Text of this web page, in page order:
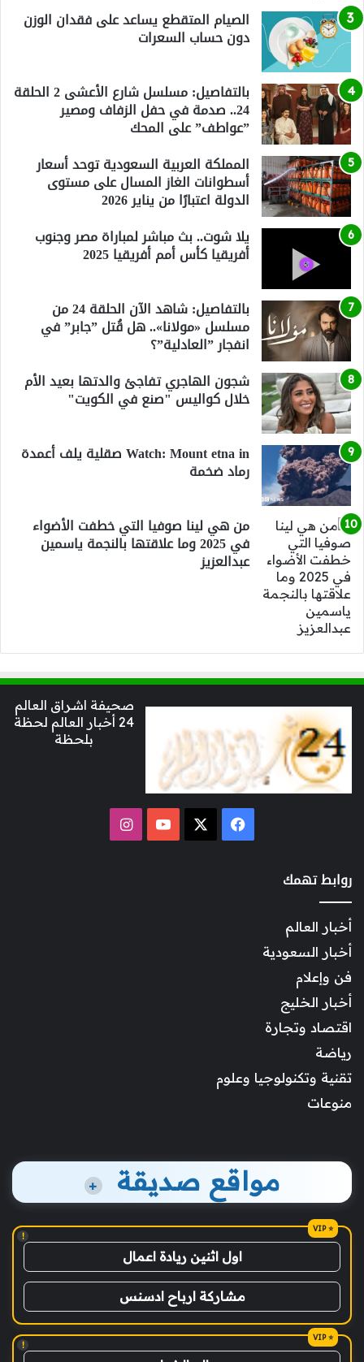
الصيام المتقطع يساعد على فقدان الوزن
دون حساب السعرات
بالتفاصيل: مسلسل شارع الأعشى 2 الحلقة
24.. صدمة في حفل الزفاف ومصير
”عواطف” على المحك
المملكة العربية السعودية توحد أسعار
أسطوانات الغاز المسال على مستوى
الدولة اعتبارًا من يناير 2026
يلا شوت.. بث مباشر لمباراة مصر وجنوب
أفريقيا كأس أمم أفريقيا 2025
بالتفاصيل: شاهد الآن الحلقة 24 من
مسلسل «مولانا».. هل قُتل ”جابر” في
انفجار ”العادلية”؟
شجون الهاجري تفاجئ والدتها بعيد الأم
خلال كواليس "صنع في الكويت"
Watch: Mount etna in صقلية يلف أعمدة
رماد ضخمة
من هي لينا صوفيا التي خطفت الأضواء
في 2025 وما علاقتها بالنجمة ياسمين
عبدالعزيز
صحيفة اشراق العالم
24 أخبار العالم لحظة
بلحظة
فيسبوك ‫YouTubeانستقرام
روابط تهمك
أخبار العالم
أخبار السعودية
فن وإعلام
أخبار الخليج
اقتصاد وتجارة
رياضة
تقنية وتكنولوجيا وعلوم
منوعات
مواقع صديقة +
!
اول اثنين ريادة اعمال
مشاركة ارباح ادسنس
!